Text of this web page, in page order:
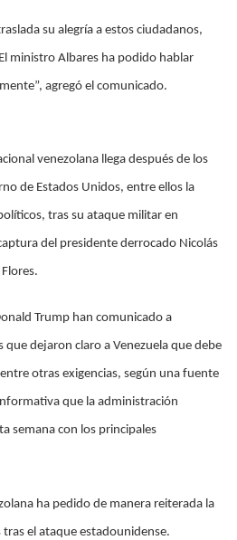
su alegría a estos ciudadanos,
ministro Albares ha podido hablar
agregó el comunicado.
venezolana llega después de los
de Estados Unidos, entre ellos la
tras su ataque militar en
del presidente derrocado Nicolás
Trump han comunicado a
que dejaron claro a Venezuela que debe
otras exigencias, según una fuente
que la administración
semana con los principales
ha pedido de manera reiterada la
el ataque estadounidense.